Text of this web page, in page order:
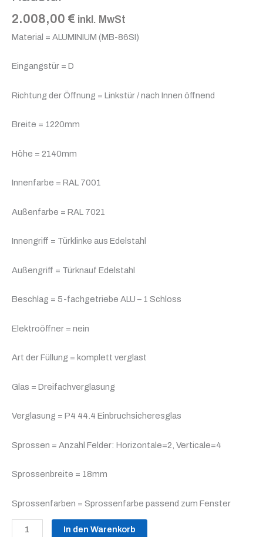
2.008,00 € inkl. MwSt
Material = ALUMINIUM (MB-86SI)
Eingangstür = D
Richtung der Öffnung = Linkstür / nach Innen öffnend
Breite = 1220mm
Höhe = 2140mm
Innenfarbe = RAL 7001
Außenfarbe = RAL 7021
Innengriff = Türklinke aus Edelstahl
Außengriff = Türknauf Edelstahl
Beschlag = 5-fachgetriebe ALU – 1 Schloss
Elektroöffner = nein
Art der Füllung = komplett verglast
Glas = Dreifachverglasung
Verglasung = P4 44.4 Einbruchsicheresglas
Sprossen = Anzahl Felder: Horizontale=2, Verticale=4
Sprossenbreite = 18mm
Sprossenfarben = Sprossenfarbe passend zum Fenster
In den Warenkorb